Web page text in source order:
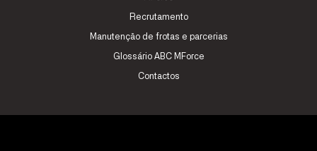
Recrutamento
Manutenção de frotas e parcerias
Glossário ABC MForce
Contactos